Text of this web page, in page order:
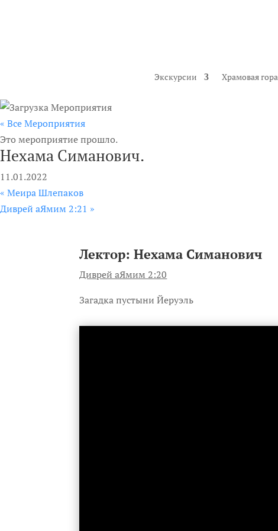
Экскурсии Храмовая гора
« Все Мероприятия
Это мероприятие прошло.
Нехама Симанович.
11.01.2022
« Меира Шлепаков
Диврей аЯмим 2:21 »
Лектор: Нехама Симанович
Диврей аЯмим 2:20
Загадка пустыни Йеруэль